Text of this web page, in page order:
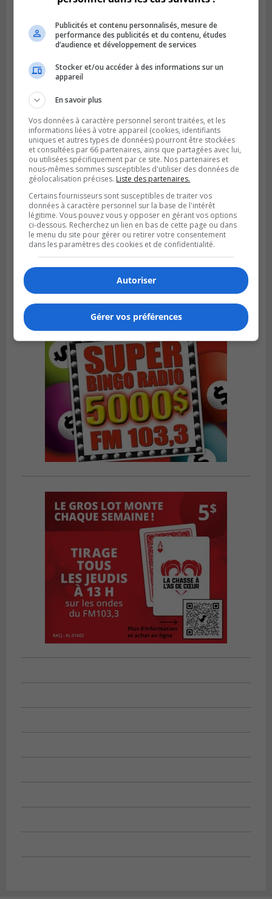
Publié le 6 juillet 2026 à 11h18
Climat Québec dévoile deux candidats
pour l’Agglomération
Longueuil conclue un contrat pour
valoriser des cendres d’incinération
Publicités et contenu personnalisés, mesure de
performance des publicités et du contenu, études
d’audience et développement de services
Stocker et/ou accéder à des informations sur un
appareil
En savoir plus
Vos données à caractère personnel seront traitées, et les
informations liées à votre appareil (cookies, identifiants
uniques et autres types de données) pourront être stockées
et consultées par 66 partenaires, ainsi que partagées avec lui,
ou utilisées spécifiquement par ce site. Nos partenaires et
nous-mêmes sommes susceptibles d'utiliser des données de
géolocalisation précises. Liste des partenaires.
Certains fournisseurs sont susceptibles de traiter vos
données à caractère personnel sur la base de l'intérêt
légitime. Vous pouvez vous y opposer en gérant vos options
ci-dessous. Recherchez un lien en bas de cette page ou dans
le menu du site pour gérer ou retirer votre consentement
dans les paramètres des cookies et de confidentialité.
Autoriser
Gérer vos préférences